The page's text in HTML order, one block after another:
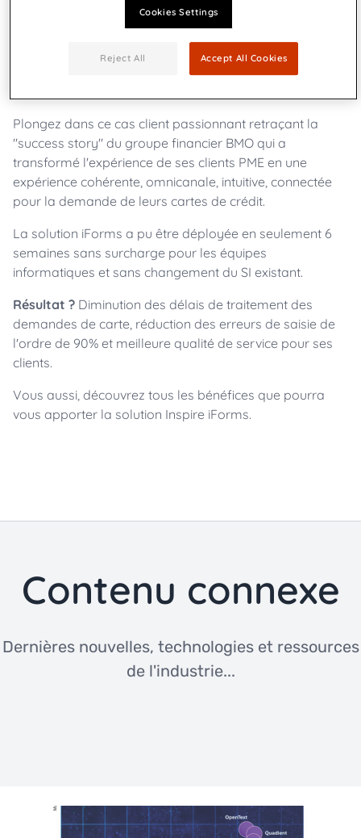
Plongez dans ce cas client passionnant retraçant la
"success story" du groupe financier BMO qui a
transformé l'expérience de ses clients PME en une
expérience cohérente, omnicanale, intuitive, connectée
pour la demande de leurs cartes de crédit.
La solution iForms a pu être déployée en seulement 6
semaines sans surcharge pour les équipes
informatiques et sans changement du SI existant.
Résultat ? Diminution des délais de traitement des
demandes de carte, réduction des erreurs de saisie de
l'ordre de 90% et meilleure qualité de service pour ses
clients.
Vous aussi, découvrez tous les bénéfices que pourra
vous apporter la solution Inspire iForms.
Contenu connexe
Dernières nouvelles, technologies et ressources
de l'industrie...
Cookies Settings
Reject All Accept All Cookies